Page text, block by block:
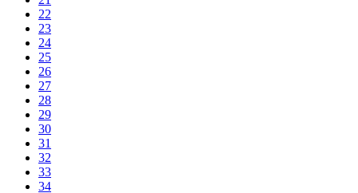
22
23
24
25
26
27
28
29
30
31
32
33
34